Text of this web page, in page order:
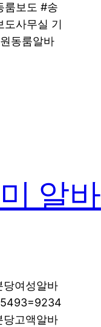
룸보도 #송
사무실 기
동룸알바
알바
여성알바
고액알바